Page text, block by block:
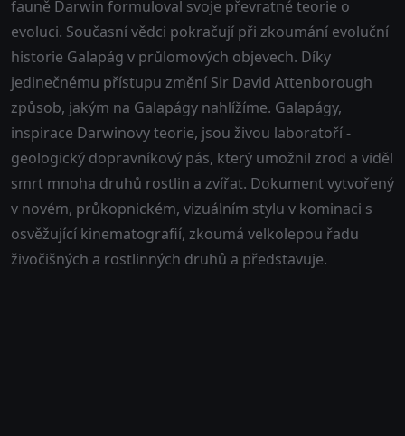
fauně Darwin formuloval svoje převratné teorie o
evoluci. Současní vědci pokračují při zkoumání evoluční
historie Galapág v průlomových objevech. Díky
jedinečnému přístupu změní Sir David Attenborough
způsob, jakým na Galapágy nahlížíme. Galapágy,
inspirace Darwinovy teorie, jsou živou laboratoří -
geologický dopravníkový pás, který umožnil zrod a viděl
smrt mnoha druhů rostlin a zvířat. Dokument vytvořený
v novém, průkopnickém, vizuálním stylu v kominaci s
osvěžující kinematografií, zkoumá velkolepou řadu
živočišných a rostlinných druhů a představuje.